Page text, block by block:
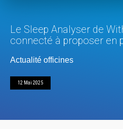
Le Sleep Analyser de
connecté à proposer en
Actualité officines
12 Mai 2025